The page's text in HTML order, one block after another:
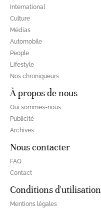
International
Culture
Médias
Automobile
People
Lifestyle
Nos chroniqueurs
À propos de nous
Qui sommes-nous
Publicité
Archives
Nous contacter
FAQ
Contact
Conditions d'utilisation
Mentions légales